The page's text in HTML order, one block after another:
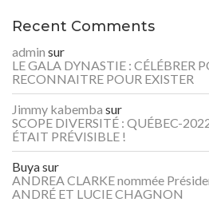
Recent Comments
admin sur
LE GALA DYNASTIE : CÉLÉBRER
RECONNAITRE POUR EXISTER
Jimmy kabemba sur
SCOPE DIVERSITÉ : QUÉBEC-
ÉTAIT PRÉVISIBLE !
Buyasur
ANDREA CLARKE nommée
ANDRÉ ET LUCIE CHAGNON